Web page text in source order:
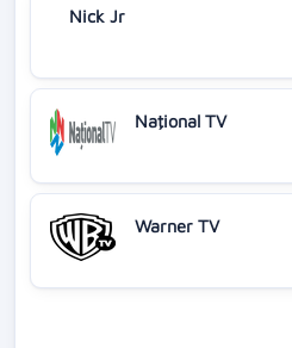
Nick Jr
Naţional TV
Warner TV